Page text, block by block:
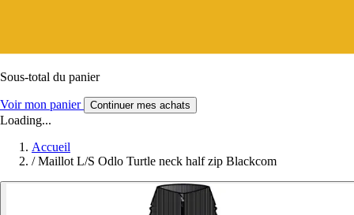
Sous-total du panier
Voir mon panier Continuer mes achats
Loading...
Accueil
/ Maillot L/S Odlo Turtle neck half zip Blackcom